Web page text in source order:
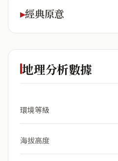
經典原意
地理分析數據
環境等級
海拔高度